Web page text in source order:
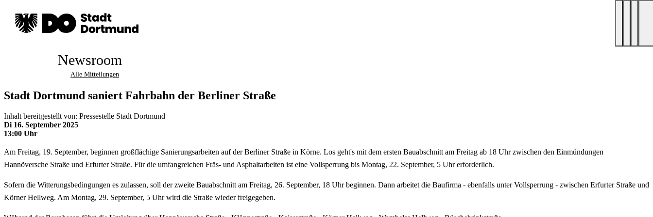
Newsroom
Alle Mitteilungen
Stadt Dortmund saniert Fahrbahn der Berliner Straße
Inhalt bereitgestellt von: Pressestelle Stadt Dortmund
Di 16. September 2025
13:00 Uhr
Am Freitag, 19. September, beginnen großflächige Sanierungsarbeiten auf der Berliner Straße in Körne. Los geht's mit dem ersten Bauabschnitt am Freitag ab 18 Uhr zwischen den Einmündungen
Hannöversche Straße und Erfurter Straße. Für die umfangreichen Fräs- und Asphaltarbeiten ist eine Vollsperrung bis Montag, 22. September, 5 Uhr erforderlich.
Sofern die Witterungsbedingungen es zulassen, soll der zweite Bauabschnitt am Freitag, 26. September, 18 Uhr beginnen. Dann arbeitet die Baufirma - ebenfalls unter Vollsperrung - zwischen Erfurter Straße und
Körner Hellweg. Am Montag, 29. September, 5 Uhr wird die Straße wieder freigegeben.